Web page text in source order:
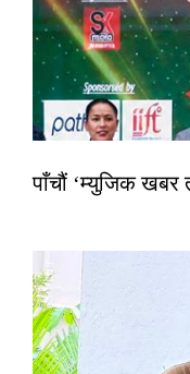
पाँचौं ‘म्युजिक खबर